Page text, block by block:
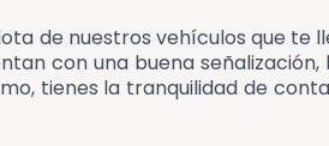
de nuestros vehículos que te
con una buena
tienes la tranquilidad de